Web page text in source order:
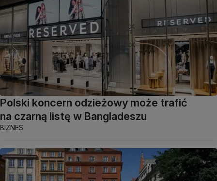
Polski koncern odzieżowy może trafić
na czarną listę w Bangladeszu
BIZNES